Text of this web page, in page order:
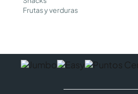
Frutas y verduras